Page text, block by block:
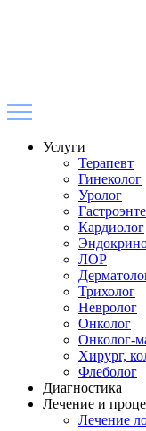
Услуги
Терапевт
Гинеколог
Уролог
Кардиолог
ЛОР
Трихолог
Невролог
Онколог
Онколог-
Хирург,
Флеболог
Диагностика
Лечение и
Лечение